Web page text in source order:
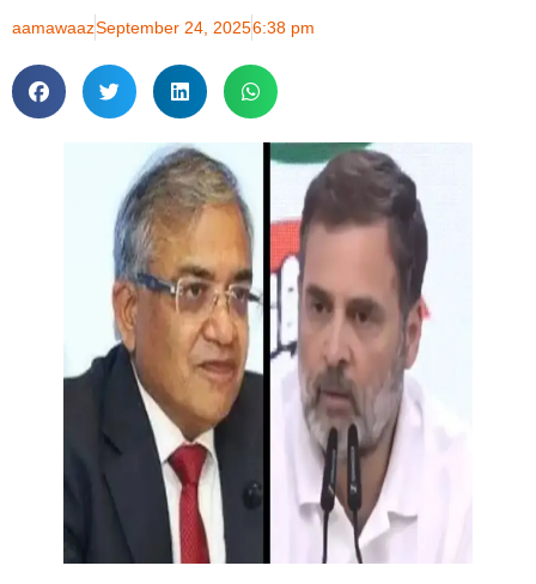
aamawaazSeptember 24, 20256:38 pm